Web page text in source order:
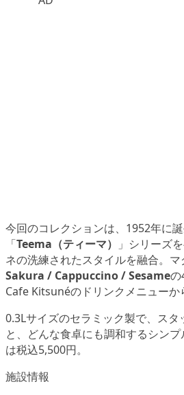
今回のコレクションは、1952年に
「Teema（ティーマ）
」シリーズ
ネの洗練されたスタイルを融合。マ
Sakura / Cappuccino / Sesameの
Cafe Kitsunéのドリンクメニューか
0.3Lサイズのセラミック製で、ス
と、どんな食卓にも調和するシン
は税込5,500円。
施設情報